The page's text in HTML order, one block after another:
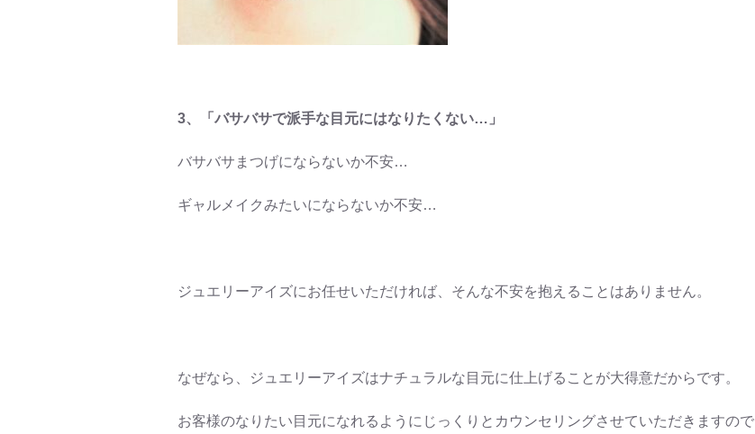
3、「バサバサで派手な目元にはなりたくない…」
バサバサまつげにならないか不安…
ギャルメイクみたいにならないか不安…
ジュエリーアイズにお任せいただければ、そんな不安を抱えることはありません。
なぜなら、ジュエリーアイズはナチュラルな目元に仕上げることが大得意だからです。
お客様のなりたい目元になれるようにじっくりとカウンセリングさせていただきますので